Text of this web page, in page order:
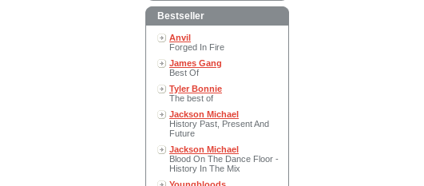
Bestseller
Anvil
Forged In Fire
James Gang
Best Of
Tyler Bonnie
The best of
Jackson Michael
History Past, Present And
Future
Jackson Michael
Blood On The Dance Floor -
History In The Mix